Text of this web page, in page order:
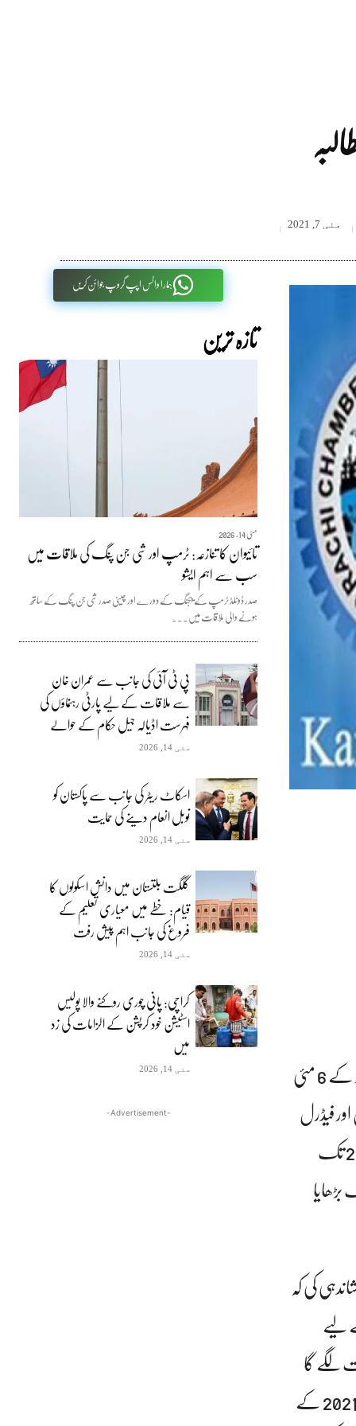
مئی 7, 2021
ہمارا واٹس اپپ گروپ جوائن کریں
تازہ ترین
مئی 14, 2026
تائیوان کا تنازعہ: ٹرمپ اور شی جن پنگ کی ملاقات میں
سب سے اہم ایشو
صدر ڈونلڈ ٹرمپ کے بیجنگ کے دورے اور چینی صدر شی جن پنگ کے ساتھ
ہونے والی ملاقات میں...
پی ٹی آئی کی جانب سے عمران خان
سے ملاقات کے لیے پارٹی رہنماؤں کی
فہرست اڈیالہ جیل حکام کے حوالے
مئی 14, 2026
اسکاٹ ریٹر کی جانب سے پاکستان کو
نوبل انعام دینے کی حمایت
مئی 14, 2026
گلگت بلتستان میں دانش اسکولوں کا
قیام: خطے میں معیاری تعلیم کے
فروغ کی جانب اہم پیش رفت
مئی 14, 2026
کراچی: پانی چوری روکنے والا پولیس
اسٹیشن خود کرپشن کے الزامات کی زد
میں
مئی 14, 2026
-Advertisement-
کراچی چیمبر آف کامرس اینڈ انڈسٹری (کے سی سی آئی) کے صدر شارق وہرہ نے ایف بی آر کے 6 مئی
ٹیکس اور فیڈرل
ایکسائز ریٹرن کی ادائیگی اور جمع کروانے کی تاریخوں میں بالترتیب 18 مئی 2021 اور 21 مئی 2021 تک
دہندگان کی سہولت کے لیے 30 مئی 2021 تک بڑھایا
کی کہ
لیے
لگے گا
کیونکہ9 مئی 2021 سے 16 مئی 2021 تک تعطیلات رہیں گی لہٰذا تاجر وصنعتکار برادری اپریل 2021 کے